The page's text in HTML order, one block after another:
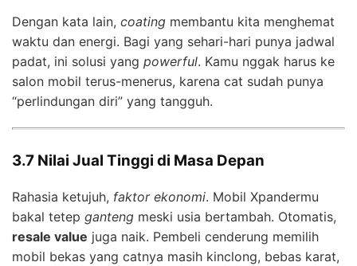
Dengan kata lain, coating membantu kita menghemat
waktu dan energi. Bagi yang sehari-hari punya jadwal
padat, ini solusi yang powerful. Kamu nggak harus ke
salon mobil terus-menerus, karena cat sudah punya
“perlindungan diri” yang tangguh.
3.7 Nilai Jual Tinggi di Masa Depan
Rahasia ketujuh, faktor ekonomi. Mobil Xpandermu
bakal tetep ganteng meski usia bertambah. Otomatis,
resale value juga naik. Pembeli cenderung memilih
mobil bekas yang catnya masih kinclong, bebas karat,